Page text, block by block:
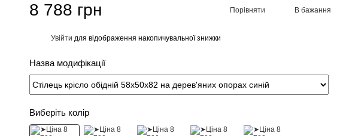
8 788 грн Порівняти В бажання
Увійти для відображення накопичувальної знижки
Назва модифікації
Виберіть колір